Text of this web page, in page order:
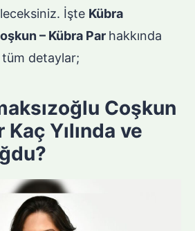
İşte Kübra
– Kübra Par hakkında
detaylar;
Coşkun
Kaç Yılında ve